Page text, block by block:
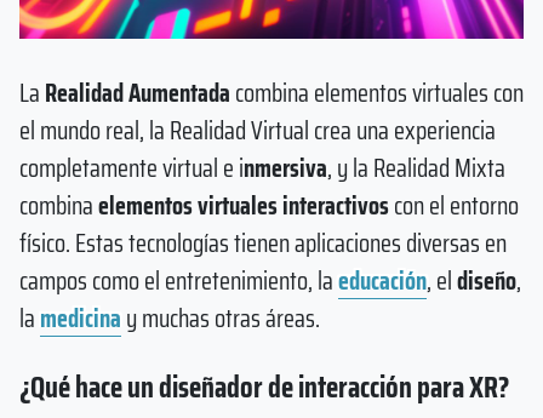
LaRealidad Aumentadacombina elementos virtuales con
el mundo real, la Realidad Virtual crea una experiencia
completamente virtual e inmersiva, y la Realidad Mixta
combinaelementos virtuales interactivoscon el entorno
físico. Estas tecnologías tienen aplicaciones diversas en
campos como el entretenimiento, laeducación, eldiseño,
lamedicinay muchas otras áreas.
¿Qué hace un diseñador de interacción para XR?